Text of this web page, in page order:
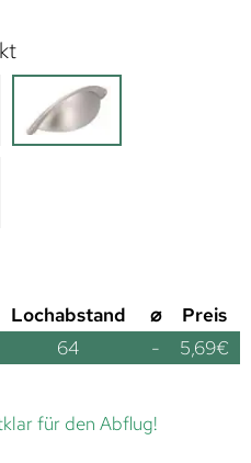
Lochabstand ⌀
Preis
64 - 5,69€
für den Abflug!